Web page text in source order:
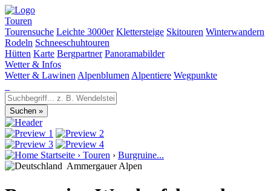
Touren
Tourensuche Leichte 3000er Klettersteige Skitouren Winterwandern
Rodeln Schneeschuhtouren
Hütten Karte Bergpartner Panoramabilder
Wetter & Infos
Wetter & Lawinen Alpenblumen Alpentiere Wegpunkte
Startseite › Touren › Burgruine...
Ammergauer Alpen